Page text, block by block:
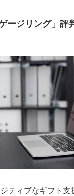
ージリング」評
ティブなギフト支